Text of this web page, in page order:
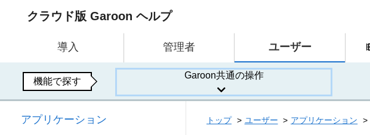
クラウド版 Garoon ヘルプ
導入 管理者 ユーザー
機能で探す
Garoon共通の操作
アプリケーション トップ ユーザー アプリケーション